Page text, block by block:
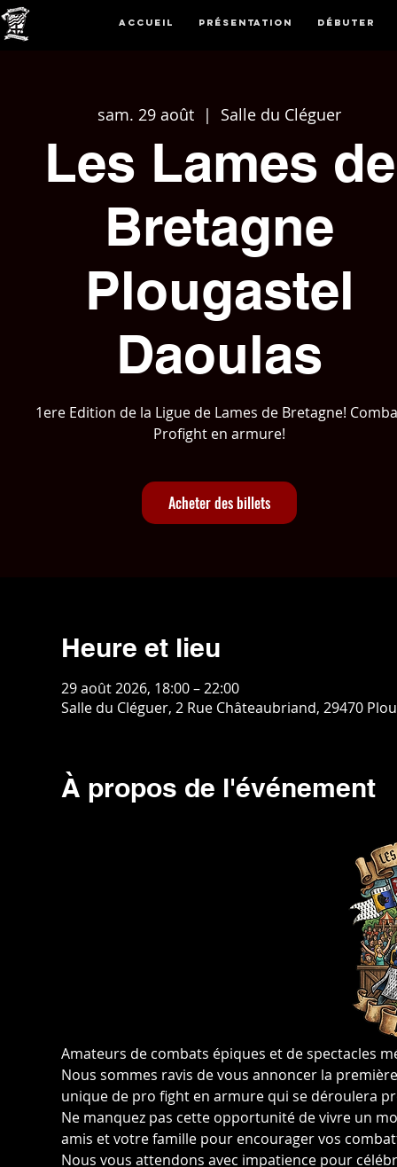
Accueil Présentation Débuter
sam. 29 août
  |
Salle du Cléguer
Les Lames de
Bretagne
Plougastel
Daoulas
1ere Edition de la Ligue de Lames de Bretagne!
Profight en armure!
Acheter des billets
Heure et lieu
29 août 2026, 18:00 – 22:00
Salle du Cléguer, 2 Rue Châteaubriand, 29470
À propos de l'événement
Amateurs de combats épiques et de spectacles
Nous sommes ravis de vous annoncer la
unique de pro fight en armure qui se déroulera
Ne manquez pas cette opportunité de vivre un
amis et votre famille pour encourager vos
Nous vous attendons avec impatience pour